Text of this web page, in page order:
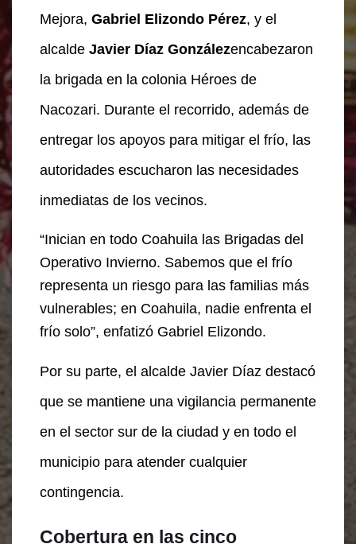
Mejora, Gabriel Elizondo Pérez, y el
alcalde Javier Díaz Gonzálezencabezaron
la brigada en la colonia Héroes de
Nacozari. Durante el recorrido, además de
entregar los apoyos para mitigar el frío, las
autoridades escucharon las necesidades
inmediatas de los vecinos.
“Inician en todo Coahuila las Brigadas del
Operativo Invierno. Sabemos que el frío
representa un riesgo para las familias más
vulnerables; en Coahuila, nadie enfrenta el
frío solo”, enfatizó Gabriel Elizondo.
Por su parte, el alcalde Javier Díaz destacó
que se mantiene una vigilancia permanente
en el sector sur de la ciudad y en todo el
municipio para atender cualquier
contingencia.
Cobertura en las cinco